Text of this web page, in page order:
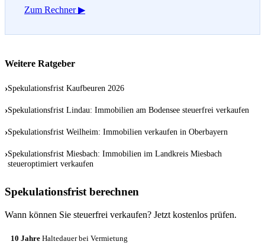
Zum Rechner ▶
Weitere Ratgeber
›Spekulationsfrist Kaufbeuren 2026
›Spekulationsfrist Lindau: Immobilien am Bodensee steuerfrei verkaufen
›Spekulationsfrist Weilheim: Immobilien verkaufen in Oberbayern
›Spekulationsfrist Miesbach: Immobilien im Landkreis Miesbach
steueroptimiert verkaufen
Spekulationsfrist berechnen
Wann können Sie steuerfrei verkaufen? Jetzt kostenlos prüfen.
10 Jahre Haltedauer bei Vermietung